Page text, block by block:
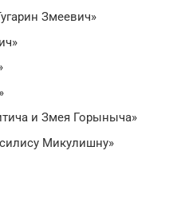
Змеевич»
и Змея Горыныча»
Микулишну»